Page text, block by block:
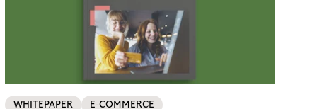
WHITEPAPER E-COMMERCE